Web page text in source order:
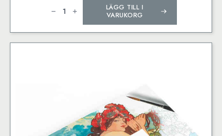
Flowers
Gift
Papers
mängd
LÄGG TILL I
VARUKORG